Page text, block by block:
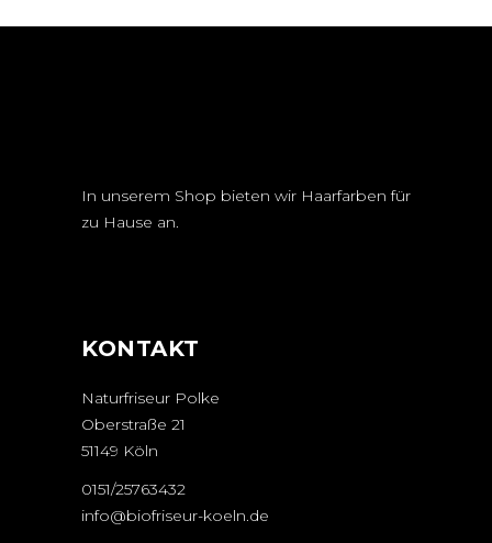
In unserem Shop bieten wir Haarfarben für
zu Hause an.
KONTAKT
Naturfriseur Polke
Oberstraße 21
51149 Köln
0151/25763432
info@biofriseur-koeln.de